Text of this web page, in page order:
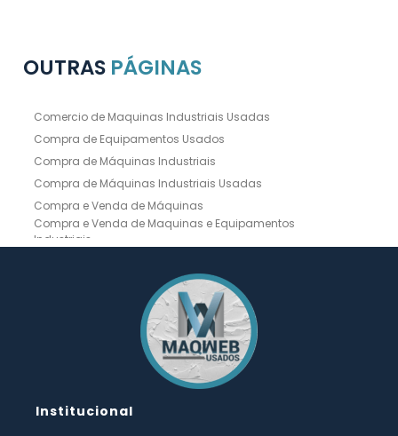
OUTRAS PÁGINAS
Comercio de Maquinas Industriais Usadas
Compra de Equipamentos Usados
Compra de Máquinas Industriais
Compra de Máquinas Industriais Usadas
Compra e Venda de Máquinas
Compra e Venda de Maquinas e Equipamentos
Industriais
Compra e Venda de Máquinas Operatrizes
Dobradeira CNC Usada
Dobradeira de Chapa Hidráulica Usada
Dobradeira de Chapas
Dobradeira Hidráulica
Dobradeira Hidráulica Usada
Dobradeira Industrial
Empresa de Compra de Máquinas Industriais
Institucional